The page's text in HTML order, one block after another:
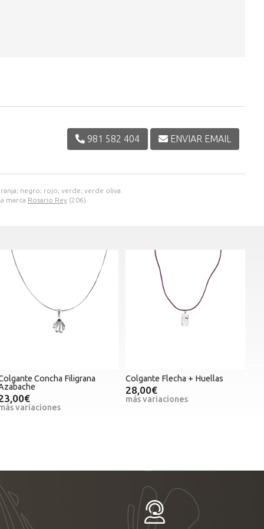
negro; rojo; verde; verde oliva.
marca Rosario Rey (206).
981 582 404 ENVIAR EMAIL
Concha Filigrana
variaciones
Colgante Flecha + Huellas
28,00€
más variaciones